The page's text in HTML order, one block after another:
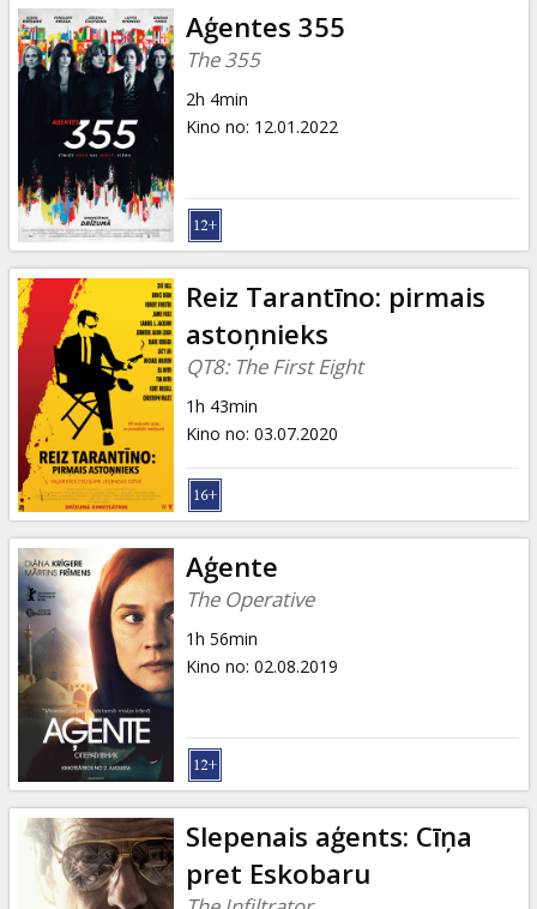
Aģentes 355
The 355
2h 4min
Kino no: 12.01.2022
Reiz Tarantīno: pirmais
astoņnieks
QT8: The First Eight
1h 43min
Kino no: 03.07.2020
Aģente
The Operative
1h 56min
Kino no: 02.08.2019
Slepenais aģents: Cīņa
pret Eskobaru